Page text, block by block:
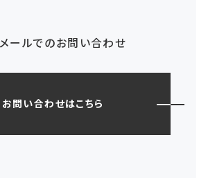
メールでのお問い合わせ
お問い合わせはこちら